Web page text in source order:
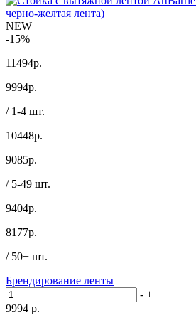
NEW
-15%
11494р.
9994р.
/ 1-4 шт.
10448р.
9085р.
/ 5-49 шт.
9404р.
8177р.
/ 50+ шт.
Брендирование ленты
- +
9994 р.